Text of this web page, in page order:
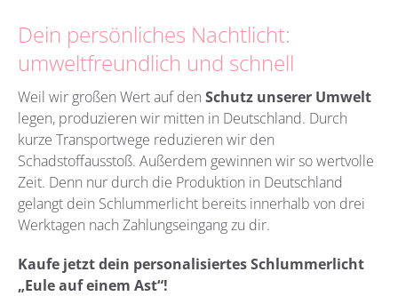
Dein persönliches Nachtlicht:
umweltfreundlich und schnell
Weil wir großen Wert auf den Schutz unserer Umwelt
legen, produzieren wir mitten in Deutschland. Durch
kurze Transportwege reduzieren wir den
Schadstoffausstoß. Außerdem gewinnen wir so wertvolle
Zeit. Denn nur durch die Produktion in Deutschland
gelangt dein Schlummerlicht bereits innerhalb von drei
Werktagen nach Zahlungseingang zu dir.
Kaufe jetzt dein personalisiertes Schlummerlicht
„Eule auf einem Ast“!